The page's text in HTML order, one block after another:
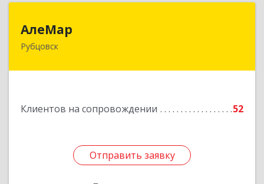
АлеМар
Рубцовск
Клиентов на сопровождении 52
Отправить заявку
Отправить заявку